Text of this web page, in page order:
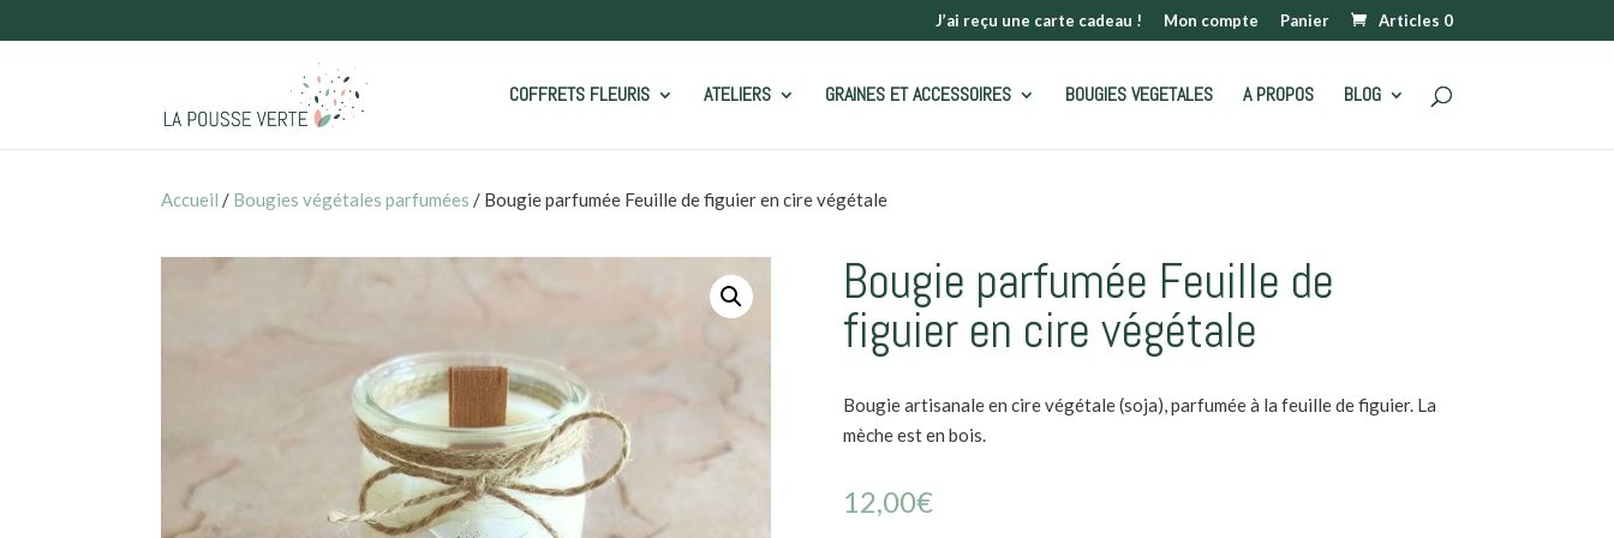
J’ai reçu une carte cadeau ! Mon compte Panier Articles 0
COFFRETS FLEURIS ATELIERS GRAINES ET ACCESSOIRES BOUGIES VEGETALES A PROPOS BLOG
Accueil / Bougies végétales parfumées / Bougie parfumée Feuille de figuier en cire végétale
Bougie parfumée Feuille de
figuier en cire végétale
Bougie artisanale en cire végétale (soja), parfumée à la feuille de figuier. La
mèche est en bois.
12,00€